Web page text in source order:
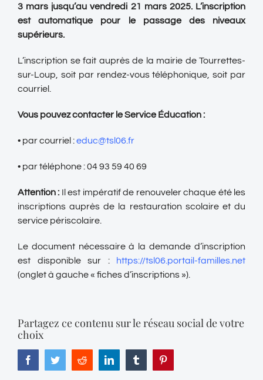
3 mars jusqu’au vendredi 21 mars 2025. L’inscription
est automatique pour le passage des niveaux
supérieurs.
L’inscription se fait auprès de la mairie de Tourrettes-
sur-Loup, soit par rendez-vous téléphonique, soit par
courriel.
Vous pouvez contacter le Service Éducation :
• par courriel :educ@tsl06.fr
• par téléphone : 04 93 59 40 69
Attention : Il est impératif de renouveler chaque été les
inscriptions auprès de la restauration scolaire et du
service périscolaire.
Le document nécessaire à la demande d’inscription
est disponible sur :
https://tsl06.portail-familles.net
(onglet à gauche « fiches d’inscriptions »).
Partagez ce contenu sur le réseau social de votre
choix
FacebookTwitterReddit LinkedIn Tumblr